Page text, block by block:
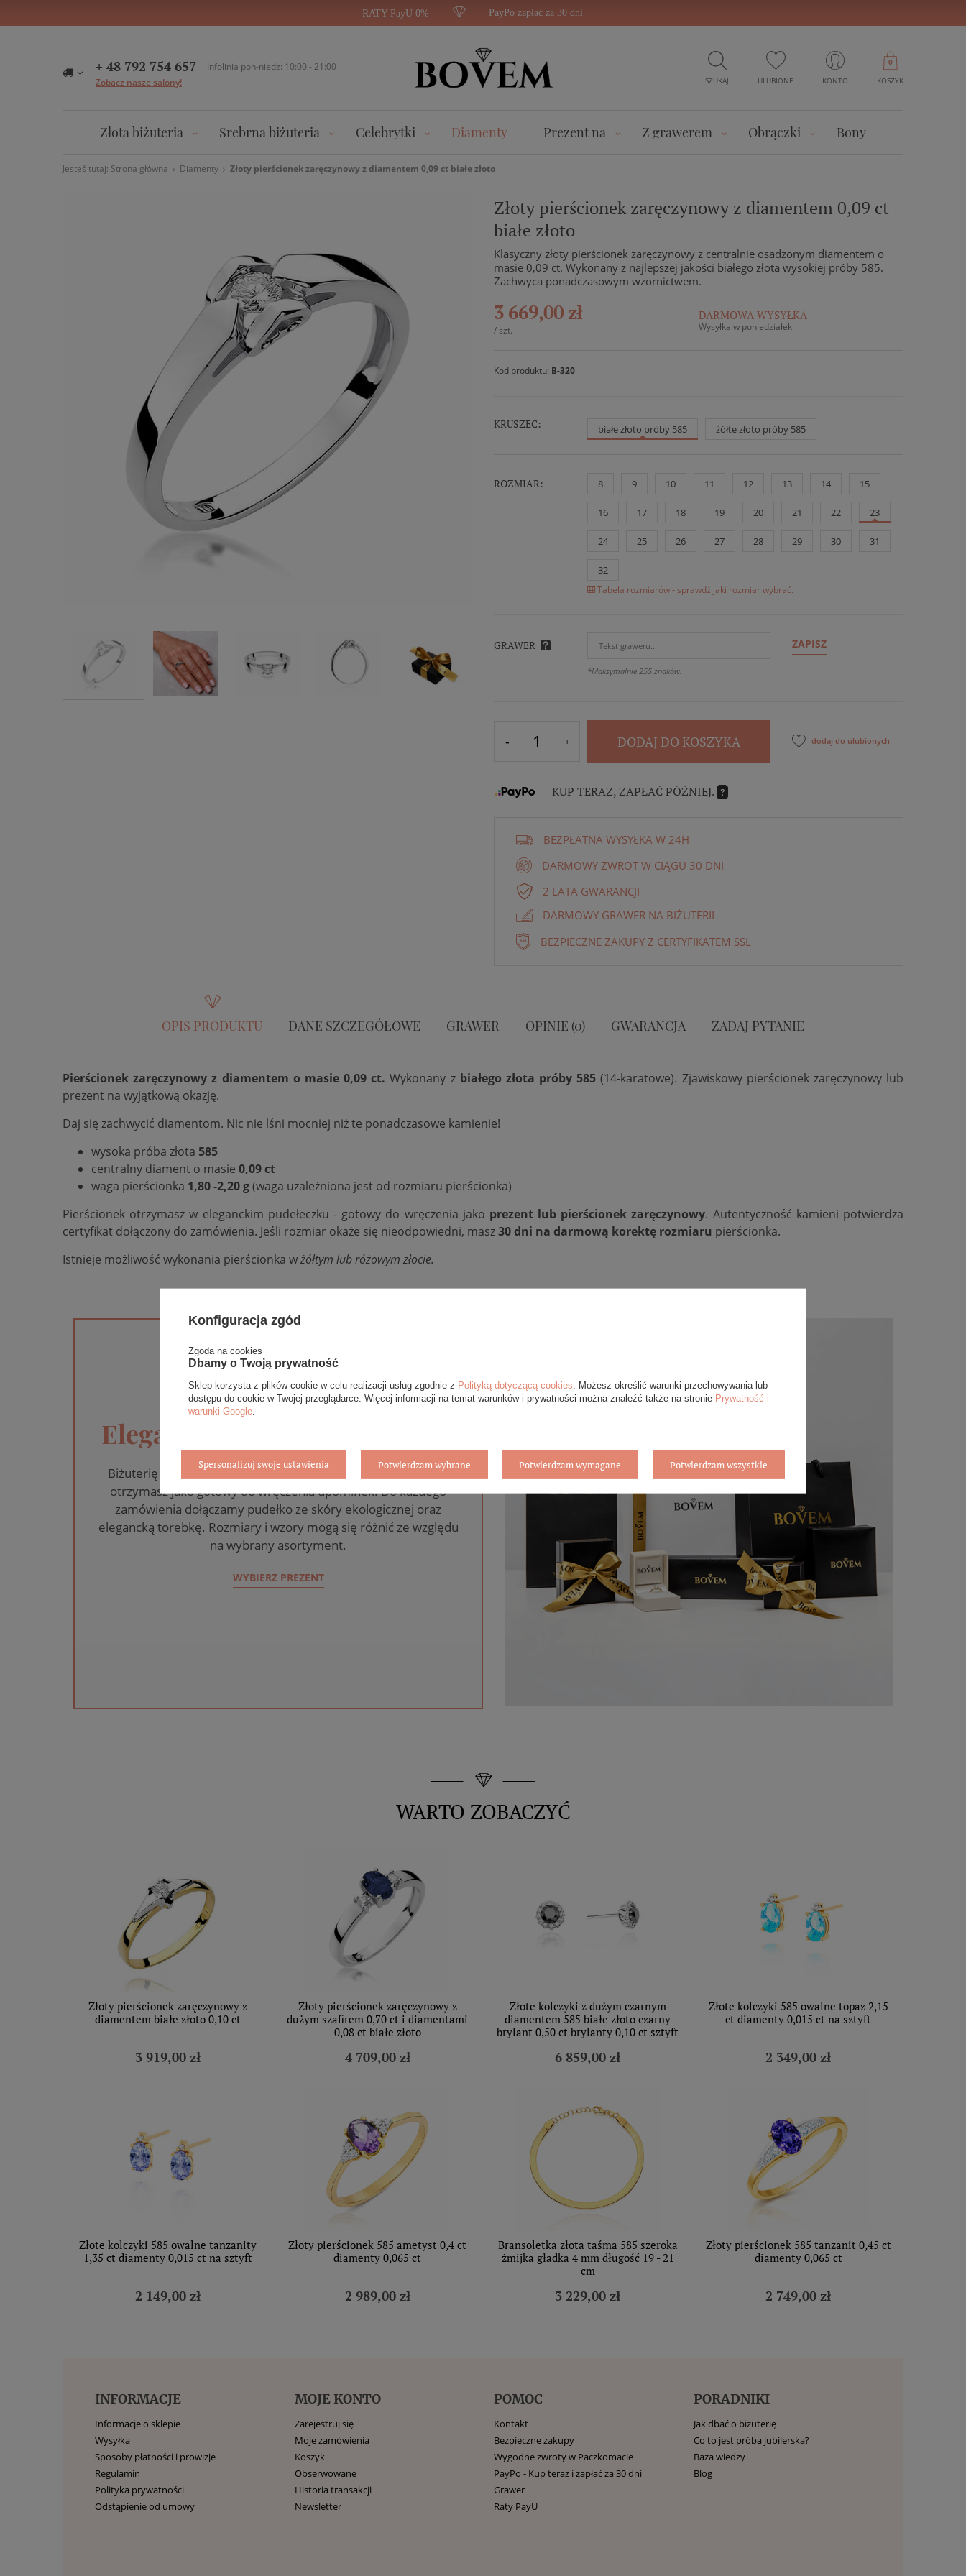
RATY PayU 0% PayPo zapłać za 30 dni
+ 48 792 754 657
Infolinia pon-niedz: 10:00 - 21:00
Zobacz nasze salony!
SZUKAJ ULUBIONE KONTO KOSZYK
0
Złota biżuteria Srebrna biżuteria Celebrytki Diamenty Prezent na Z grawerem Obrączki Bony
Jesteś tutaj: Strona główna Diamenty Złoty pierścionek zaręczynowy z diamentem 0,09 ct białe złoto
Złoty pierścionek zaręczynowy z diamentem 0,09 ct
białe złoto
Klasyczny złoty pierścionek zaręczynowy z centralnie osadzonym diamentem o
masie 0,09 ct. Wykonany z najlepszej jakości białego złota wysokiej próby 585.
Zachwyca ponadczasowym wzornictwem.
3 669,00 zł
/ szt.
DARMOWA WYSYŁKA
Wysyłka w poniedziałek
Kod produktu: B-320
KRUSZEC: białe złoto próby 585 żółte złoto próby 585
ROZMIAR: 8 9 10 11 12 13 14 15
16 17 18 19 20 21 22 23
24 25 26 27 28 29 30 31
32
Tabela rozmiarów - sprawdź jaki rozmiar wybrać.
GRAWER ZAPISZ
*Maksymalnie 255 znaków.
DODAJ DO KOSZYKA dodaj do ulubionych
KUP TERAZ, ZAPŁAĆ PÓŹNIEJ. ?
BEZPŁATNA WYSYŁKA W 24H
DARMOWY ZWROT W CIĄGU 30 DNI
2 LATA GWARANCJI
DARMOWY GRAWER NA BIŻUTERII
BEZPIECZNE ZAKUPY Z CERTYFIKATEM SSL
OPIS PRODUKTU DANE SZCZEGÓŁOWE GRAWER OPINIE (0) GWARANCJA ZADAJ PYTANIE
Pierścionek zaręczynowy z diamentem o masie 0,09 ct. Wykonany z białego złota próby 585 (14-karatowe). Zjawiskowy pierścionek zaręczynowy lub
prezent na wyjątkową okazję.
Daj się zachwycić diamentom. Nic nie lśni mocniej niż te ponadczasowe kamienie!
wysoka próba złota 585
centralny diament o masie 0,09 ct
waga pierścionka 1,80 -2,20 g(waga uzależniona jest od rozmiaru pierścionka)
Pierścionek otrzymasz w eleganckim pudełeczku - gotowy do wręczenia jako prezent lub pierścionek zaręczynowy. Autentyczność kamieni potwierdza
certyfikat dołączony do zamówienia. Jeśli rozmiar okaże się nieodpowiedni, masz30 dni na darmową korektę rozmiaru pierścionka.
Istnieje możliwość wykonania pierścionka wżółtym lub różowym złocie.
Eleganckie opakowanie gratis
Biżuterię i zegarki zakupione w sklepie internetowym BOVEM
otrzymasz jako gotowy do wręczenia upominek. Do każdego
zamówienia dołączamy pudełko ze skóry ekologicznej oraz
elegancką torebkę. Rozmiary i wzory mogą się różnić ze względu
na wybrany asortyment.
WYBIERZ PREZENT
WARTO ZOBACZYĆ
Złoty pierścionek zaręczynowy z
diamentem białe złoto 0,10 ct
3 919,00 zł
Złoty pierścionek zaręczynowy z
dużym szafirem 0,70 ct i diamentami
0,08 ct białe złoto
4 709,00 zł
Złote kolczyki z dużym czarnym
diamentem 585 białe złoto czarny
brylant 0,50 ct brylanty 0,10 ct sztyft
6 859,00 zł
Złote kolczyki 585 owalne topaz 2,15
ct diamenty 0,015 ct na sztyft
2 349,00 zł
Złote kolczyki 585 owalne tanzanity
1,35 ct diamenty 0,015 ct na sztyft
2 149,00 zł
Złoty pierścionek 585 ametyst 0,4 ct
diamenty 0,065 ct
2 989,00 zł
Bransoletka złota taśma 585 szeroka
żmijka gładka 4 mm długość 19 - 21
cm
3 229,00 zł
Złoty pierścionek 585 tanzanit 0,45 ct
diamenty 0,065 ct
2 749,00 zł
INFORMACJE
Informacje o sklepie
Wysyłka
Sposoby płatności i prowizje
Regulamin
Polityka prywatności
Odstąpienie od umowy
MOJE KONTO
Zarejestruj się
Moje zamówienia
Koszyk
Obserwowane
Historia transakcji
Newsletter
POMOC
Kontakt
Bezpieczne zakupy
Wygodne zwroty w Paczkomacie
PayPo - Kup teraz i zapłać za 30 dni
Grawer
Raty PayU
PORADNIKI
Jak dbać o biżuterię
Co to jest próba jubilerska?
Baza wiedzy
Blog
Konfiguracja zgód
Zgoda na cookies
Dbamy o Twoją prywatność
Sklep korzysta z plików cookie w celu realizacji usług zgodnie z Polityką dotyczącą cookies . Możesz określić warunki przechowywania lub
dostępu do cookie w Twojej przeglądarce. Więcej informacji na temat warunków i prywatności można znaleźć także na stronie Prywatność i
warunki Google
Spersonalizuj swoje ustawienia Potwierdzam wybrane Potwierdzam wymagane Potwierdzam wszystkie